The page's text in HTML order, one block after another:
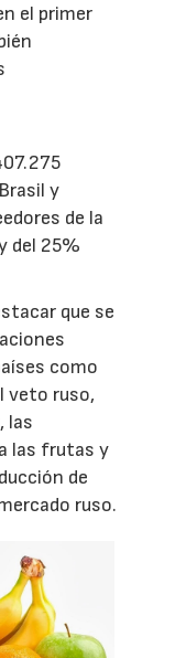
el primer
y
de la
del 25%
que se
como
veto ruso,
, las
las frutas y
de
ruso.